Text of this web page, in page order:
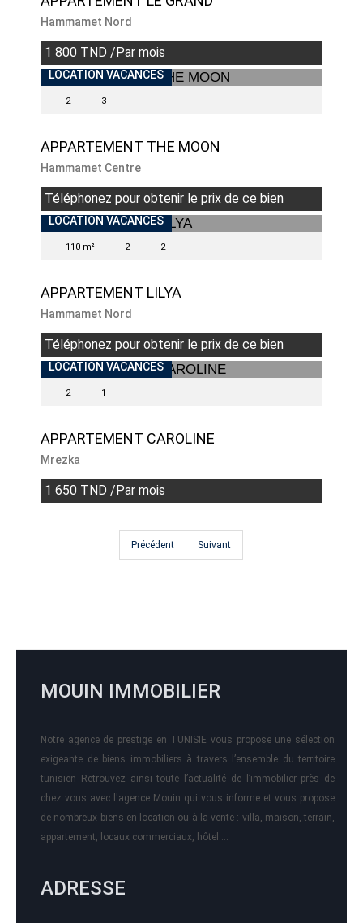
Hammamet Nord
1 800 TND /Par mois
LOCATION VACANCES
2 3
APPARTEMENT THE MOON
Hammamet Centre
Téléphonez pour obtenir le prix de ce bien
LOCATION VACANCES
110 m² 2 2
APPARTEMENT LILYA
Hammamet Nord
Téléphonez pour obtenir le prix de ce bien
LOCATION VACANCES
2 1
APPARTEMENT CAROLINE
Mrezka
1 650 TND /Par mois
Précédent Suivant
MOUIN IMMOBILIER
Notre agence de prestige en TUNISIE vous propose une sélection
exigeante de biens immobiliers à travers l’ensemble du territoire
tunisien Retrouvez ainsi toute l’actualité de l’immobilier près de
chez vous avec l'agence Mouin qui vous informe et vous propose
de nombreux biens en location ou à la vente : villa, maison, terrain,
appartement, locaux commerciaux, hôtel….
ADRESSE